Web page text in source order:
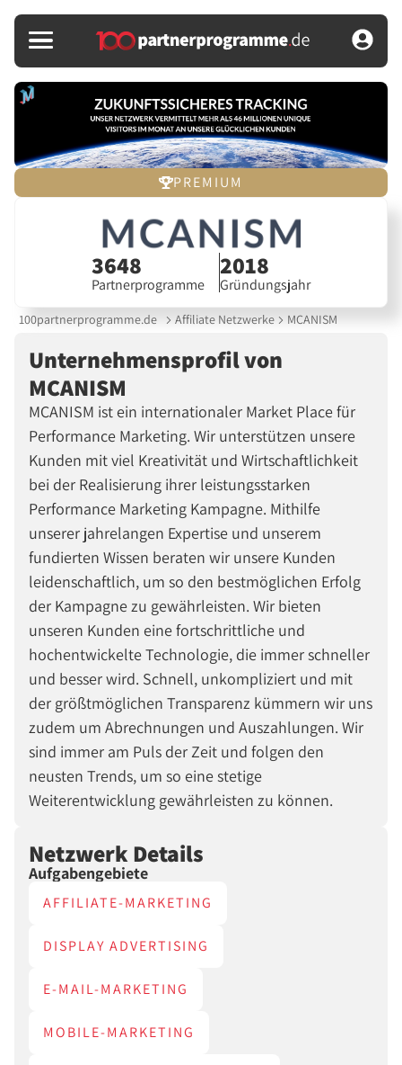
PREMIUM
3648
Partnerprogramme
2018
Gründungsjahr
100partnerprogramme.de Affiliate Netzwerke MCANISM
Unternehmensprofil von
MCANISM
MCANISM ist ein internationaler Market Place für
Performance Marketing. Wir unterstützen unsere
Kunden mit viel Kreativität und Wirtschaftlichkeit
bei der Realisierung ihrer leistungsstarken
Performance Marketing Kampagne. Mithilfe
unserer jahrelangen Expertise und unserem
fundierten Wissen beraten wir unsere Kunden
leidenschaftlich, um so den bestmöglichen Erfolg
der Kampagne zu gewährleisten. Wir bieten
unseren Kunden eine fortschrittliche und
hochentwickelte Technologie, die immer schneller
und besser wird. Schnell, unkompliziert und mit
der größtmöglichen Transparenz kümmern wir uns
zudem um Abrechnungen und Auszahlungen. Wir
sind immer am Puls der Zeit und folgen den
neusten Trends, um so eine stetige
Weiterentwicklung gewährleisten zu können.
Netzwerk Details
Aufgabengebiete
AFFILIATE-MARKETING
DISPLAY ADVERTISING
E-MAIL-MARKETING
MOBILE-MARKETING